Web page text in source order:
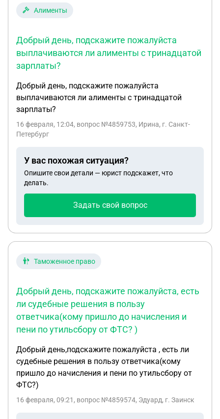
Алименты
Добрый день, подскажите пожалуйста
выплачиваются ли алименты с тринадцатой
зарплаты?
Добрый день, подскажите пожалуйста
выплачиваются ли алименты с тринадцатой
зарплаты?
16 февраля, 12:04, вопрос №4859753, Ирина, г. Санкт-
Петербург
У вас похожая ситуация?
Опишите свои детали — юрист подскажет, что
делать.
Задать свой вопрос
Таможенное право
Добрый день, подскажите пожалуйста, есть
ли судебные решения в пользу
ответчика(кому пришло до начисления и
пени по утильсбору от ФТС? )
Добрый день,подскажите пожалуйста , есть ли
судебные решения в пользу ответчика(кому
пришло до начисления и пени по утильсбору от
ФТС?)
16 февраля, 09:21 , вопрос №4859574, Эдуард, г. Заинск